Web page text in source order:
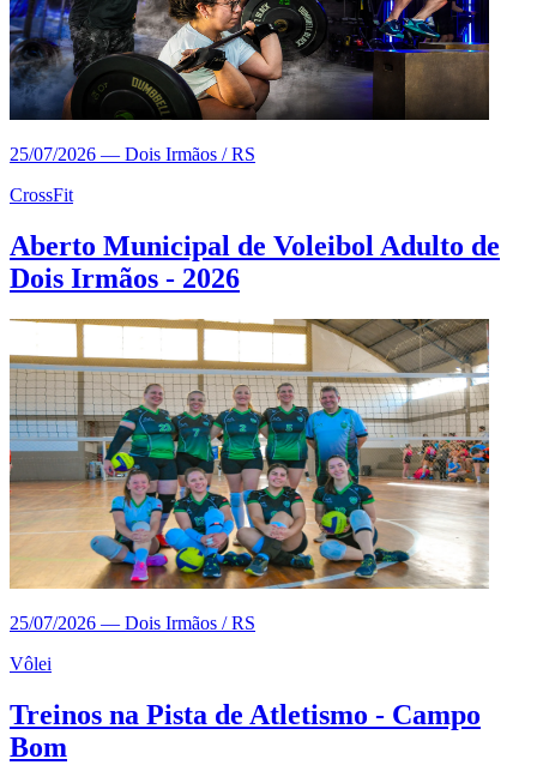
25/07/2026 — Dois Irmãos / RS
CrossFit
Aberto Municipal de Voleibol Adulto de
Dois Irmãos - 2026
25/07/2026 — Dois Irmãos / RS
Vôlei
Treinos na Pista de Atletismo - Campo
Bom